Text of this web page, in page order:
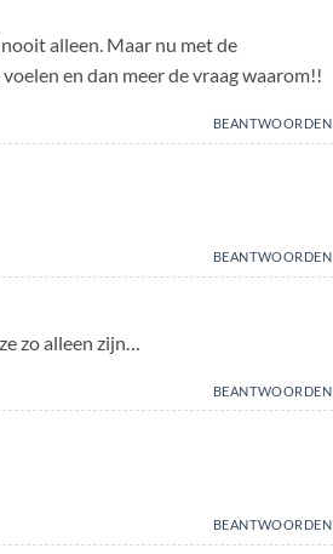
alleen. Maar nu met de
en dan meer de vraag waarom!!
BEANTWOORDEN
BEANTWOORDEN
zo alleen zijn…
BEANTWOORDEN
BEANTWOORDEN